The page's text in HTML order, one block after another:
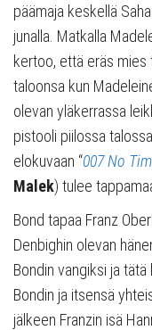
päämaja keskellä
junalla. Matkalla
kertoo, että eräs mies
taloonsa kun
olevan yläkerrassa
pistooli piilossa
elokuvaan “007 No
Malek) tulee
Bond tapaa Franz
Denbighin olevan
Bondin vangiksi ja
Bondin ja itsensä
jälkeen Franzin isä